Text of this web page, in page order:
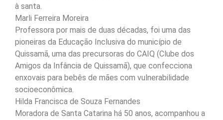
à santa.
Marli Ferreira Moreira
Professora por mais de duas décadas, foi uma das
pioneiras da Educação Inclusiva do município de
Quissamã, uma das precursoras do CAIQ (Clube dos
Amigos da Infância de Quissamã), que confecciona
enxovais para bebês de mães com vulnerabilidade
socioeconômica.
Hilda Francisca de Souza Fernandes
Moradora de Santa Catarina há 50 anos, acompanhou a